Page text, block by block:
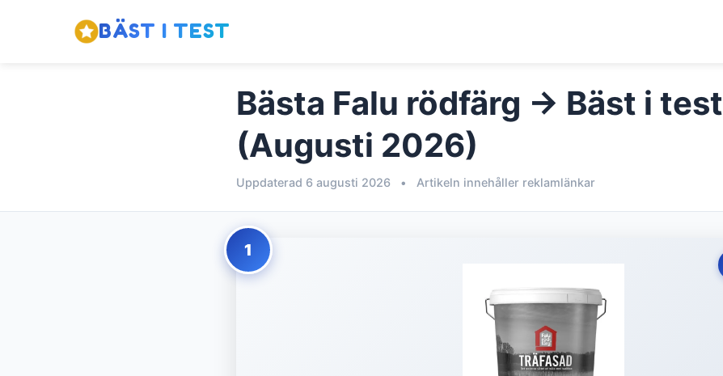
BÄST I TEST
Bästa Falu rödfärg → Bäst i test
(Augusti 2026)
Uppdaterad 6 augusti 2026 • Artikeln innehåller reklamlänkar
1